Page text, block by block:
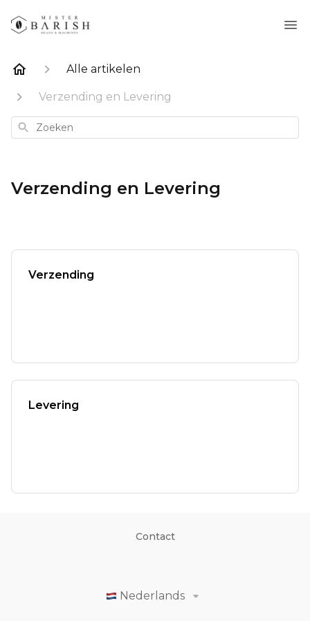
Alle artikelen
Verzending en Levering
Zoeken
Verzending en Levering
Verzending
Levering
Contact
Nederlands